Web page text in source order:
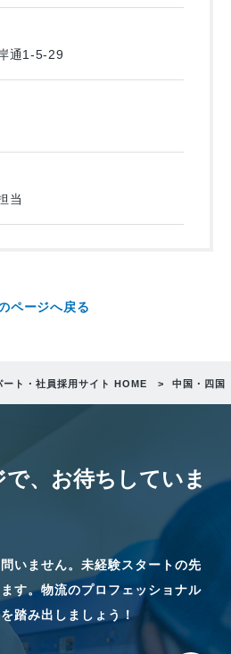
通1-5-29
当
ページへ戻る
ト・社員採用サイト HOME 中国・四国
、 お待ちしていま
いません。未経験スタートの先
す。物流のプロフェッショナル
踏み出しましょう！